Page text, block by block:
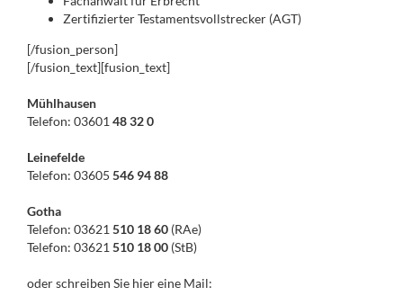
Zertifizierter Testamentsvollstrecker (AGT)
[/fusion_person]
[/fusion_text][fusion_text]
Mühlhausen
Telefon: 03601 48 32 0
Leinefelde
Telefon: 03605 546 94 88
Gotha
Telefon: 03621 510 18 60 (RAe)
Telefon: 03621 510 18 00 (StB)
oder schreiben Sie hier eine Mail: